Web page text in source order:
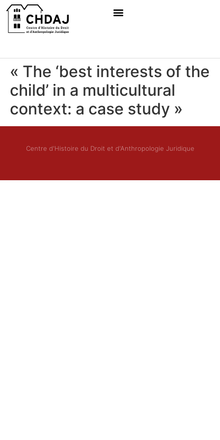
« The ‘best interests of the
child’ in a multicultural
context: a case study »
Centre d'Histoire du Droit et d'Anthropologie Juridique